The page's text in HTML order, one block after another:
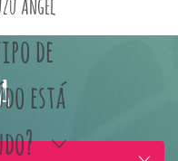
Angel
de
está